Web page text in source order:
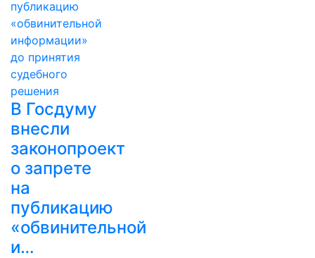
В Госдуму
внесли
законопроект
о запрете
на
публикацию
«обвинительной
и…